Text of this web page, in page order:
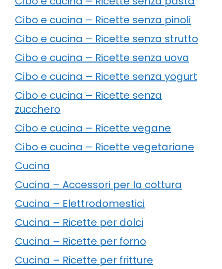
Cibo e cucina – Ricette senza pinoli
Cibo e cucina – Ricette senza strutto
Cibo e cucina – Ricette senza uova
Cibo e cucina – Ricette senza yogurt
Cibo e cucina – Ricette senza
zucchero
Cibo e cucina – Ricette vegane
Cibo e cucina – Ricette vegetariane
Cucina
Cucina – Accessori per la cottura
Cucina – Elettrodomestici
Cucina – Ricette per dolci
Cucina – Ricette per forno
Cucina – Ricette per fritture